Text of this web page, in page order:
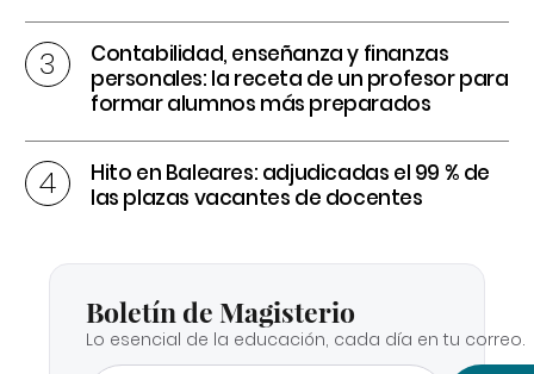
Contabilidad, enseñanza y finanzas
personales: la receta de un profesor para
formar alumnos más preparados
Hito en Baleares: adjudicadas el 99 % de
las plazas vacantes de docentes
Boletín de Magisterio
Lo esencial de la educación, cada día en tu correo.